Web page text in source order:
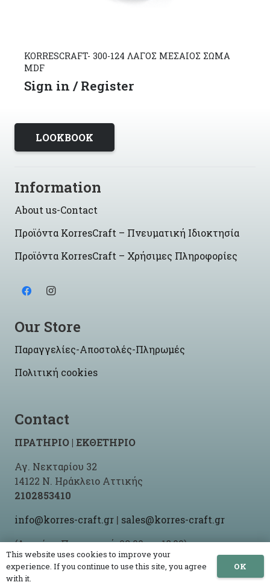
KORRESCRAFT- 300-124 ΛΑΓΟΣ ΜΕΣΑΙΟΣ ΣΩΜΑ
MDF
Sign in / Register
LOOKBOOK
Information
About us-Contact
Προϊόντα KorresCraft – Πνευματική Ιδιοκτησία
Προϊόντα KorresCraft – Χρήσιμες Πληροφορίες
Our Store
Παραγγελίες-Αποστολές-Πληρωμές
Πολιτική cookies
Contact
ΠΡΑΤΗΡΙΟ | ΕΚΘΕΤΗΡΙΟ
Αγ. Νεκταρίου 32
14122 Ν. Ηράκλειο Αττικής
2102853410
info@korres-craft.gr | sales@korres-craft.gr
(Δευτέρα-Παρασκευή: 09:00 ως 18:00)
Site-Up
This website uses cookies to improve your
experience. If you continue to use this site, you agree
with it.
OK